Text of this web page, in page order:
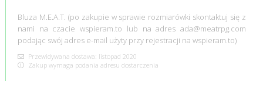
Bluza M.E.A.T. (po zakupie w sprawie rozmiarówki skontaktuj się z
nami na czacie wspieram.to lub na adres ada@meatrpg.com
podając swój adres e-mail użyty przy rejestracji na wspieram.to)
Przewidywana dostawa: listopad 2020
Zakup wymaga podania adresu dostarczenia